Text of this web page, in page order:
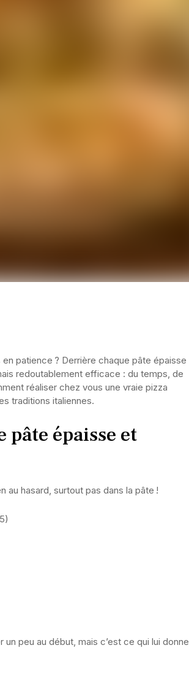
patience ? Derrière chaque pâte épaisse
redoutablement efficace : du temps, de
réaliser chez vous une vraie pizza
traditions italiennes.
épaisse et
au hasard, surtout pas dans la pâte !
un peu au début, mais c’est ce qui lui donne